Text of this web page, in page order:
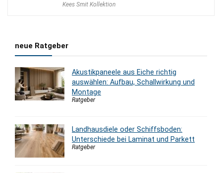
Kees Smit Kollektion
neue Ratgeber
Akustikpaneele aus Eiche richtig
auswählen: Aufbau, Schallwirkung und
Montage
Ratgeber
Landhausdiele oder Schiffsboden:
Unterschiede bei Laminat und Parkett
Ratgeber